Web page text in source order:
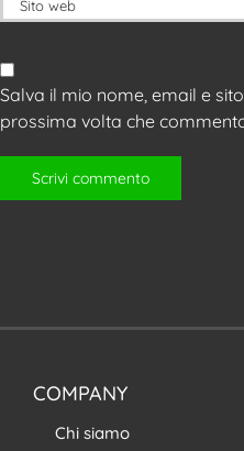
Salva il mio nome, email e
prossima volta che
COMPANY
Chi siamo